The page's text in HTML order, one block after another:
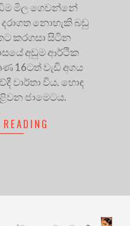
මිල ගෙවන්නේ
නොහැකි බඩු
කරගසා සිටින
අඩුම ආර්ථික
16ටත් වැඩි අගය
වාර්තා විය. හොඳ
ජාමෙටය.